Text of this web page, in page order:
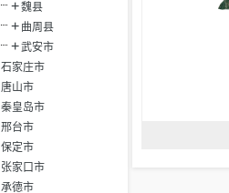
魏县
曲周县
武安市
石家庄市
唐山市
秦皇岛市
邢台市
保定市
张家口市
承德市